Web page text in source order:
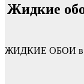
Жидкие
ЖИДКИЕ ОБОИ в